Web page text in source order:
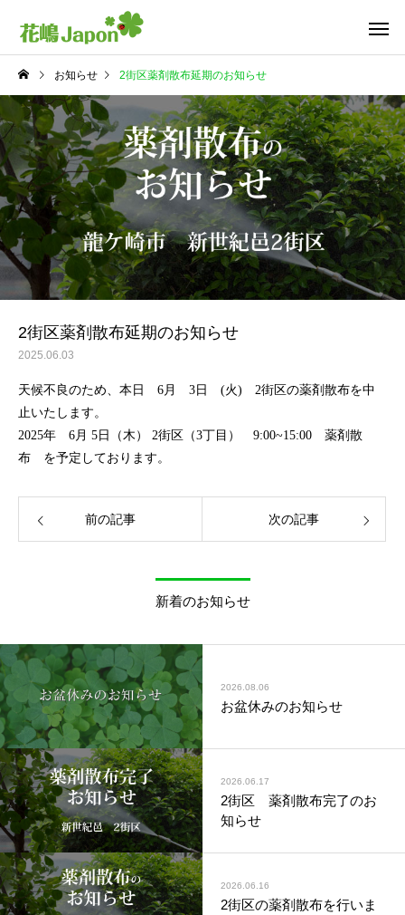
お知らせ 2街区薬剤散布延期のお知らせ
2街区薬剤散布延期のお知らせ
2025.06.03
天候不良のため、本日 6月 3日 (火) 2街区の薬剤散布を中
止いたします。
2025年 6月 5日（木） 2街区（3丁目） 9:00~15:00 薬剤散
布 を予定しております。
前の記事 次の記事
新着のお知らせ
2026.08.06
お盆休みのお知らせ
2026.06.17
2街区 薬剤散布完了のお
知らせ
2026.06.16
2街区の薬剤散布を行いま